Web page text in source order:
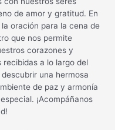
de amor y gratitud. En
oración para la cena de
que nos permite
corazones y
a lo largo del
una hermosa
de paz y armonía
¡Acompáñanos